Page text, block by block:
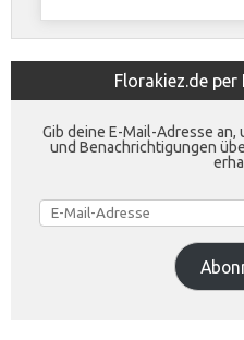
Florakiez.de
Gib deine E-Mail-Adresse
und Benachrichtigungen
E-
Mail-
Adresse